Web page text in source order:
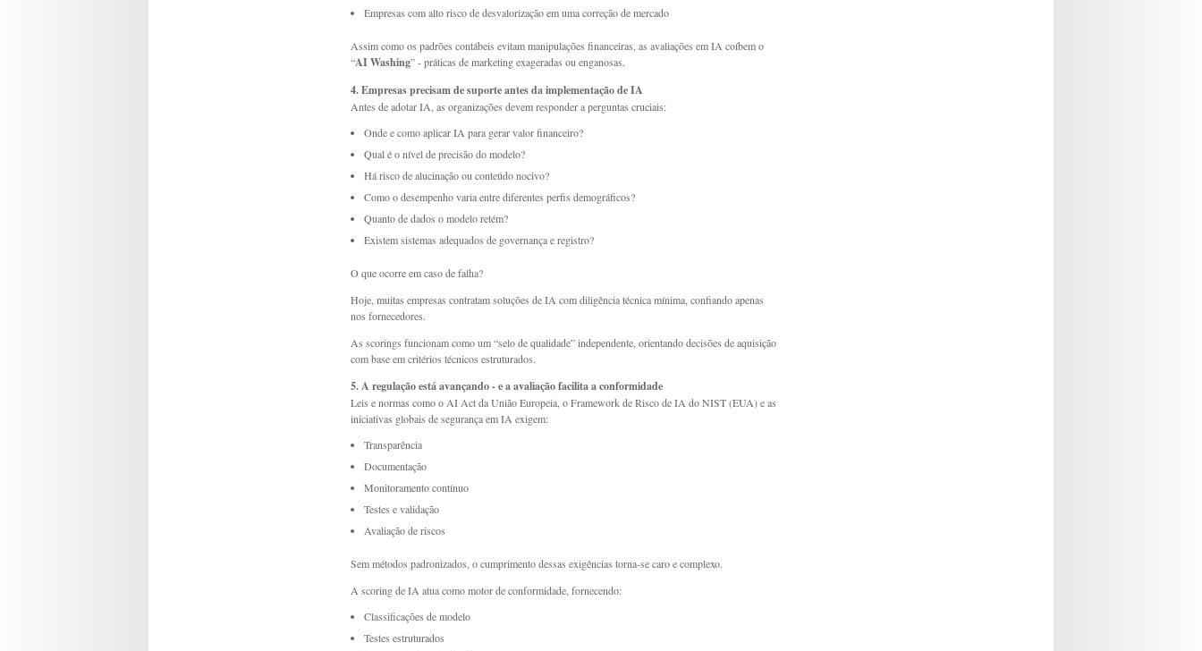
Empresas com alto risco de desvalorização em uma correção de mercado
Assim como os padrões contábeis evitam manipulações financeiras, as avaliações em IA coíbem o
“AI Washing” - práticas de marketing exageradas ou enganosas.
4. Empresas precisam de suporte antes da implementação de IA
Antes de adotar IA, as organizações devem responder a perguntas cruciais:
Onde e como aplicar IA para gerar valor financeiro?
Qual é o nível de precisão do modelo?
Há risco de alucinação ou conteúdo nocivo?
Como o desempenho varia entre diferentes perfis demográficos?
Quanto de dados o modelo retém?
Existem sistemas adequados de governança e registro?
O que ocorre em caso de falha?
Hoje, muitas empresas contratam soluções de IA com diligência técnica mínima, confiando apenas
nos fornecedores.
As scorings funcionam como um “selo de qualidade” independente, orientando decisões de aquisição
com base em critérios técnicos estruturados.
5. A regulação está avançando - e a avaliação facilita a conformidade
Leis e normas como o AI Act da União Europeia, o Framework de Risco de IA do NIST (EUA) e as
iniciativas globais de segurança em IA exigem:
Transparência
Documentação
Monitoramento contínuo
Testes e validação
Avaliação de riscos
Sem métodos padronizados, o cumprimento dessas exigências torna-se caro e complexo.
A scoring de IA atua como motor de conformidade, fornecendo:
Classificações de modelo
Testes estruturados